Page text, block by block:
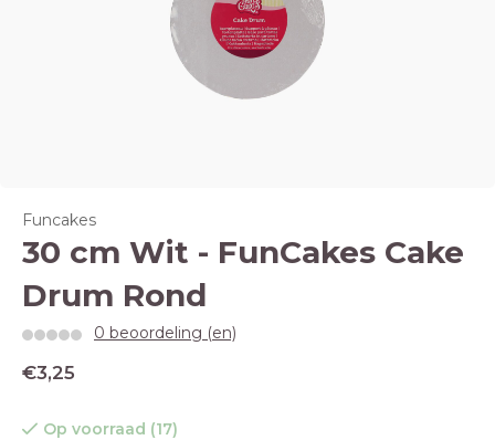
Funcakes
30 cm Wit - FunCakes Cake
Drum Rond
0 beoordeling (en)
€3,25
Op voorraad (17)